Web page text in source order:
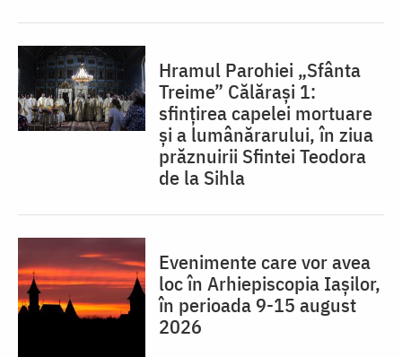
Hramul Parohiei „Sfânta
Treime” Călărași 1:
sfințirea capelei mortuare
și a lumânărarului, în ziua
prăznuirii Sfintei Teodora
de la Sihla
Evenimente care vor avea
loc în Arhiepiscopia Iaşilor,
în perioada 9-15 august
2026